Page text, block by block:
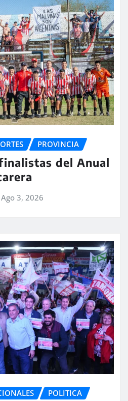
PROVINCIA
del Anual
Ago 3, 2026
POLITICA